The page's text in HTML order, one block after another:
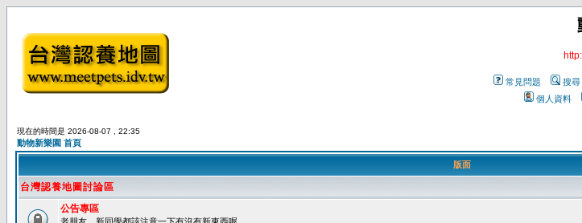
常見問題 搜尋
個人資料
現在的時間是 2026-08-07 , 22:35
動物新樂園 首頁
版面
台灣認養地圖討論區
公告專區